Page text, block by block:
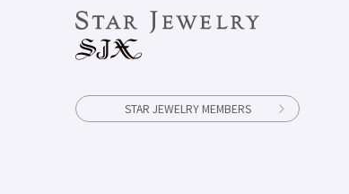
STAR JEWELRY MEMBERS